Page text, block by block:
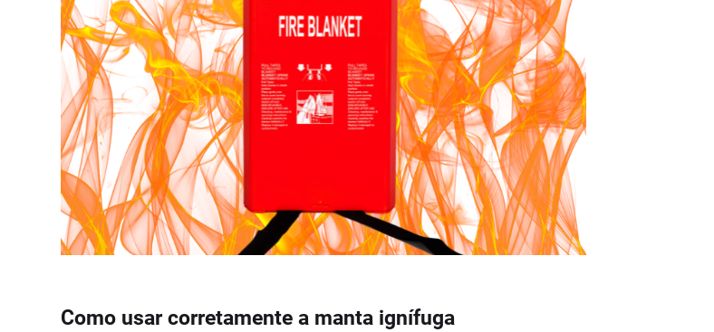
Como usar corretamente a manta ignífuga